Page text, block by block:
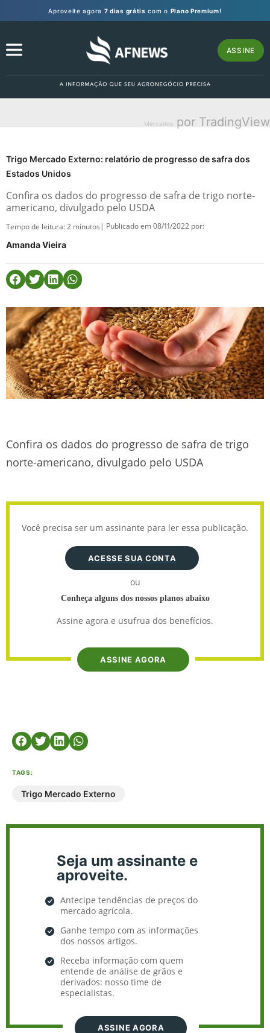
Aproveite agora 7 dias grátis com o Plano Premium!
ASSINE
Mercados por TradingView
Trigo Mercado Externo: relatório de progresso de safra dos
Estados Unidos
Confira os dados do progresso de safra de trigo norte-
americano, divulgado pelo USDA
Tempo de leitura:2 minutos | Publicado em 08/11/2022 por:
Amanda Vieira
Confira os dados do progresso de safra de trigo
norte-americano, divulgado pelo USDA
Você precisa ser um assinante para ler essa publicação.
ACESSE SUA CONTA
ou
Conheça alguns dos nossos planos abaixo
Assine agora e usufrua dos benefícios.
ASSINE AGORA
TAGS:
Trigo Mercado Externo
Seja um assinante e
aproveite.
Antecipe tendências de preços do
mercado agrícola.
Ganhe tempo com as informações
dos nossos artigos.
Receba informação com quem
entende de análise de grãos e
derivados: nosso time de
especialistas.
ASSINE AGORA